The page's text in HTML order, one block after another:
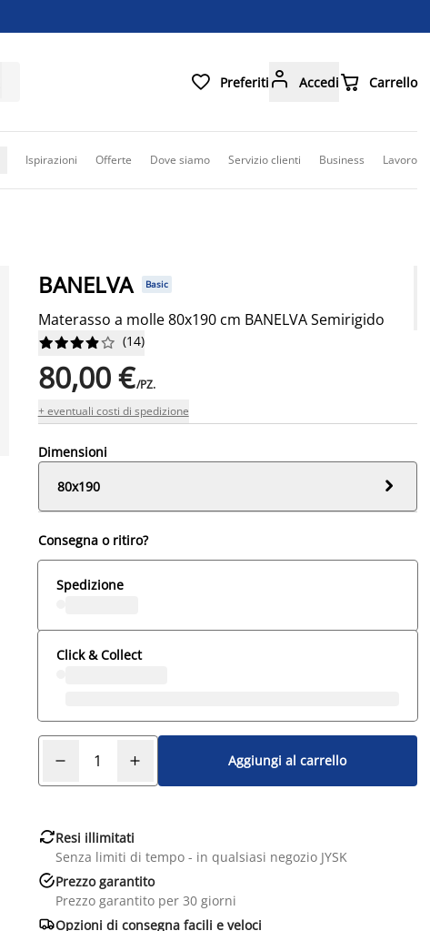
 Preferiti  Accedi Carrello
Ispirazioni Offerte Dove siamo Servizio clienti Business Lavoro
BANELVA Basic
Materasso a molle 80x190 cm BANELVA Semirigido





 (14)
80,00 €/PZ.
+ eventuali costi di spedizione
Dimensioni
80x190

Consegna o ritiro?
Spedizione
Click & Collect
Aggiungi al carrello
Resi illimitati
Senza limiti di tempo - in qualsiasi negozio JYSK
Prezzo garantito
Prezzo garantito per 30 giorni
Opzioni di consegna facili e veloci